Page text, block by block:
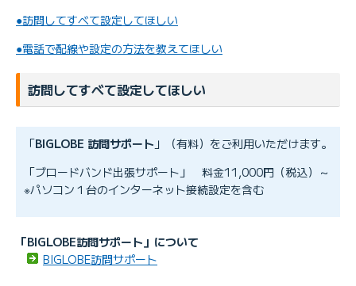
●訪問してすべて設定してほしい
●電話で配線や設定の方法を教えてほしい
訪問してすべて設定してほしい
「BIGLOBE 訪問サポート 」（有料）をご利用いただけます。
「ブロードバンド出張サポート」 料金11,000円（税込）～
※パソコン１台のインターネット接続設定を含む
「BIGLOBE訪問サポート」について
BIGLOBE訪問サポート